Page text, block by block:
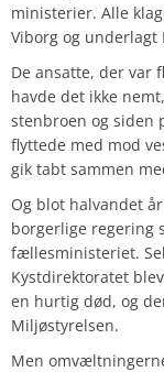
ministerier. Alle
Viborg og
De ansatte, der var
havde det ikke
stenbroen og siden
flyttede med mod
gik tabt sammen
Og blot halvandet
borgerlige regering
fællesministeriet.
Kystdirektoratet
en hurtig død, og
Miljøstyrelsen.
Men